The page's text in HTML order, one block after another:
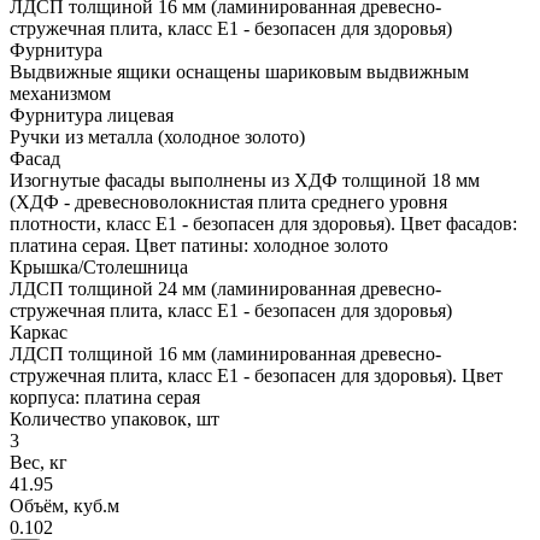
ЛДСП толщиной 16 мм (ламинированная древесно-
стружечная плита, класс E1 - безопасен для здоровья)
Фурнитура
Выдвижные ящики оснащены шариковым выдвижным
механизмом
Фурнитура лицевая
Ручки из металла (холодное золото)
Фасад
Изогнутые фасады выполнены из ХДФ толщиной 18 мм
(ХДФ - древесноволокнистая плита среднего уровня
плотности, класс E1 - безопасен для здоровья). Цвет фасадов:
платина серая. Цвет патины: холодное золото
Крышка/Столешница
ЛДСП толщиной 24 мм (ламинированная древесно-
стружечная плита, класс E1 - безопасен для здоровья)
Каркас
ЛДСП толщиной 16 мм (ламинированная древесно-
стружечная плита, класс E1 - безопасен для здоровья). Цвет
корпуса: платина серая
Количество упаковок, шт
3
Вес, кг
41.95
Объём, куб.м
0.102